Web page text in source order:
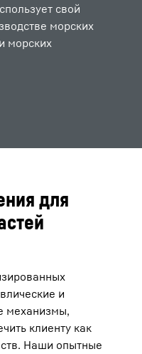
свой
морских
морских
для
и
механизмы,
клиенту как
Наши опытные